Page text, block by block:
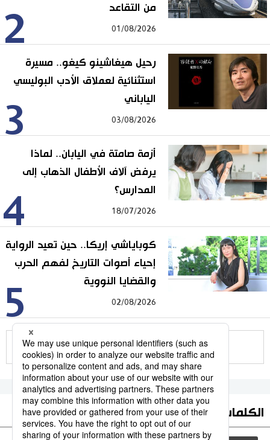
2
من التقاعد
01/08/2026
3
رحيل هيغاشينو كيغو.. مسيرة
استثنائية لعملاق الأدب البوليسي
الياباني
03/08/2026
4
أزمة صامتة في اليابان.. لماذا
يرفض آلاف الأطفال الذهاب إلى
المدارس؟
18/07/2026
5
كوباياشي إريكا.. حين تعيد الرواية
إحياء أصوات التاريخ لفهم الحرب
والقضايا النووية
02/08/2026
للمزيد
الكلمات الأكثر بحثا